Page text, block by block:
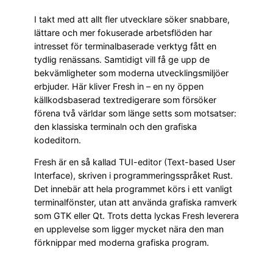
I takt med att allt fler utvecklare söker snabbare,
lättare och mer fokuserade arbetsflöden har
intresset för terminalbaserade verktyg fått en
tydlig renässans. Samtidigt vill få ge upp de
bekvämligheter som moderna utvecklingsmiljöer
erbjuder. Här kliver Fresh in – en ny öppen
källkodsbaserad textredigerare som försöker
förena två världar som länge setts som motsatser:
den klassiska terminaln och den grafiska
kodeditorn.
Fresh är en så kallad TUI-editor (Text-based User
Interface), skriven i programmeringsspråket Rust.
Det innebär att hela programmet körs i ett vanligt
terminalfönster, utan att använda grafiska ramverk
som GTK eller Qt. Trots detta lyckas Fresh leverera
en upplevelse som ligger mycket nära den man
förknippar med moderna grafiska program.